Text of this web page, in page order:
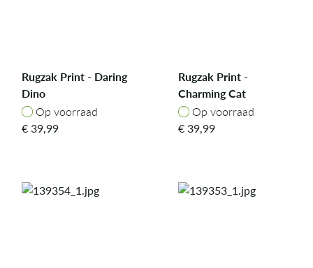
Rugzak Print - Daring
Dino
Op voorraad
Op voorraad
€39,99
Rugzak Print -
Charming Cat
Op voorraad
Op voorraad
€39,99